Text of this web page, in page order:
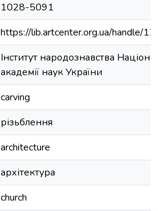
1028-5091
https://lib.artcenter.org.ua/handle/
Інститут народознавства
академії наук України
carving
різьблення
architecture
архітектура
church